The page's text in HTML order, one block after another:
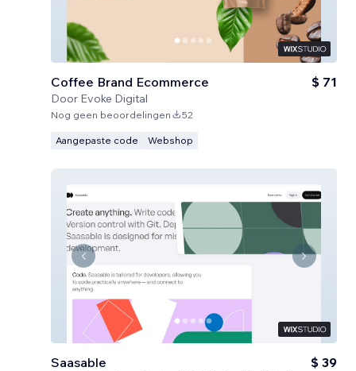
Coffee Brand Ecommerce
Door Evoke Digital
$ 71
Nog geen beoordelingen 52
Aangepaste code Webshop
Saasable $ 39